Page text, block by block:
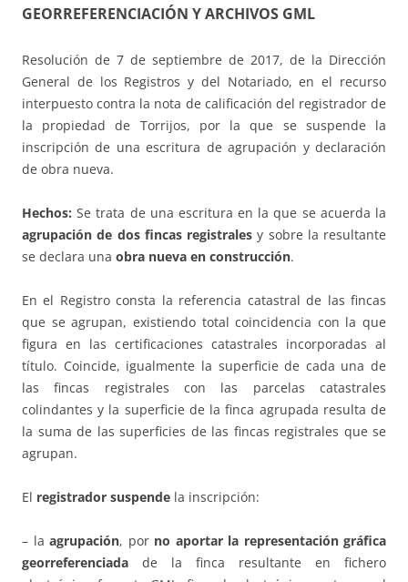
GEORREFERENCIACIÓN Y ARCHIVOS GML
Resolución de 7 de septiembre de 2017, de la Dirección
General de los Registros y del Notariado, en el recurso
interpuesto contra la nota de calificación del registrador de
la propiedad de Torrijos, por la que se suspende la
inscripción de una escritura de agrupación y declaración
de obra nueva.
Hechos:Se trata de una escritura en la que se acuerda la
agrupación de dos fincas registrales y sobre la resultante
se declara una obra nueva en construcción.
En el Registro consta la referencia catastral de las fincas
que se agrupan, existiendo total coincidencia con la que
figura en las certificaciones catastrales incorporadas al
título. Coincide, igualmente la superficie de cada una de
las fincas registrales con las parcelas catastrales
colindantes y la superficie de la finca agrupada resulta de
la suma de las superficies de las fincas registrales que se
agrupan.
El registrador suspende la inscripción:
– la agrupación, por no aportar la representación gráfica
georreferenciada de la finca resultante en fichero